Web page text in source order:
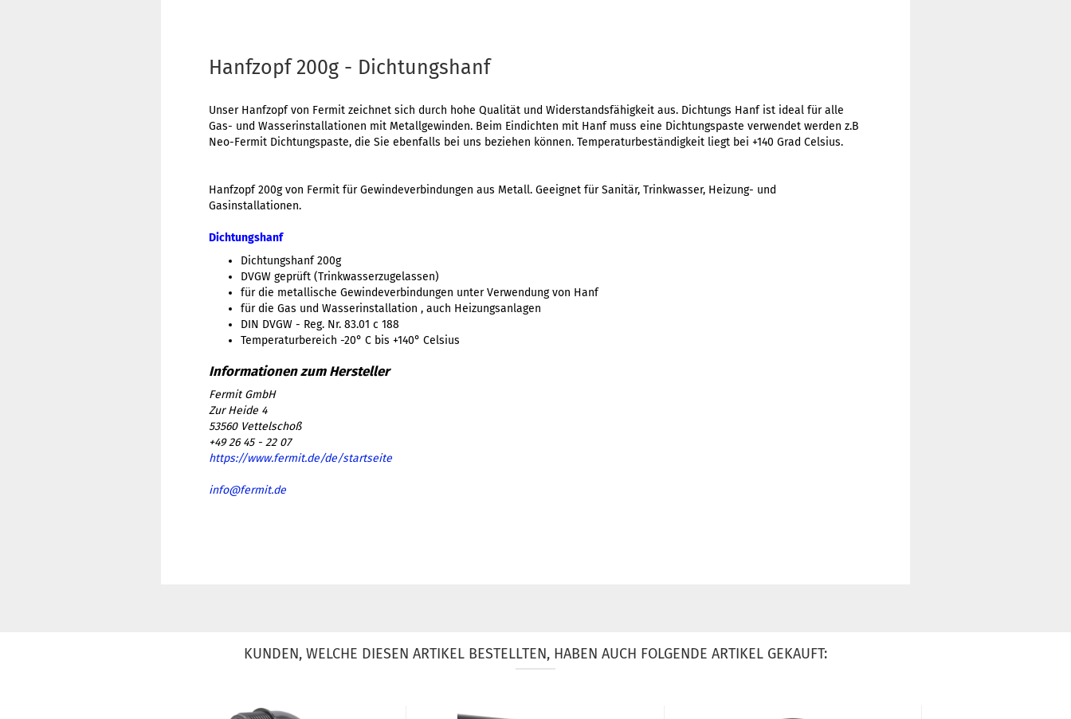
Hanfzopf 200g - Dichtungshanf
Unser Hanfzopf von Fermit zeichnet sich durch hohe Qualität und Widerstandsfähigkeit aus. Dichtungs Hanf ist ideal für alle
Gas- und Wasserinstallationen mit Metallgewinden. Beim Eindichten mit Hanf muss eine Dichtungspaste verwendet werden z.B
Neo-Fermit Dichtungspaste, die Sie ebenfalls bei uns beziehen können. Temperaturbeständigkeit liegt bei +140 Grad Celsius.
Hanfzopf 200g von Fermit für Gewindeverbindungen aus Metall. Geeignet für Sanitär, Trinkwasser, Heizung- und
Gasinstallationen.
Dichtungshanf
Dichtungshanf 200g
DVGW geprüft (Trinkwasserzugelassen)
für die metallische Gewindeverbindungen unter Verwendung von Hanf
für die Gas und Wasserinstallation , auch Heizungsanlagen
DIN DVGW - Reg. Nr. 83.01 c 188
Temperaturbereich -20° C bis +140° Celsius
Fermit GmbH
Zur Heide 4
53560 Vettelschoß
+49 26 45 - 22 07
https://www.fermit.de/de/startseite
info@fermit.de
KUNDEN, WELCHE DIESEN ARTIKEL BESTELLTEN, HABEN AUCH FOLGENDE ARTIKEL GEKAUFT: